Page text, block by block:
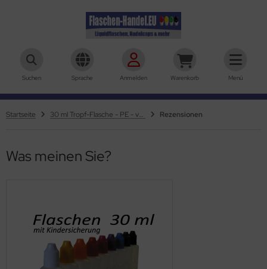
Suchen Sprache Anmelden Warenkorb Menü
Startseite 30 ml Tropf-Flasche - PE - verschiedene Farben Rezensionen
Was meinen Sie?